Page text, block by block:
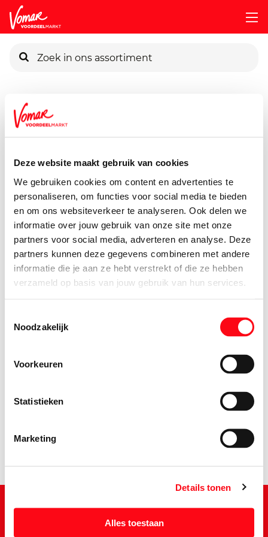
Deze website maakt gebruik van cookies
We gebruiken cookies om content en advertenties te
personaliseren, om functies voor social media te bieden
en om ons websiteverkeer te analyseren. Ook delen we
informatie over jouw gebruik van onze site met onze
partners voor social media, adverteren en analyse. Deze
partners kunnen deze gegevens combineren met andere
informatie die je aan ze hebt verstrekt of die ze hebben
verzameld op basis van jouw gebruik van hun services.
Noodzakelijk
Voorkeuren
Statistieken
Marketing
Details tonen
Alles toestaan
Pincode vergeten
Persoonlijk KIK-account
Assortiment
1000 ml
2.99